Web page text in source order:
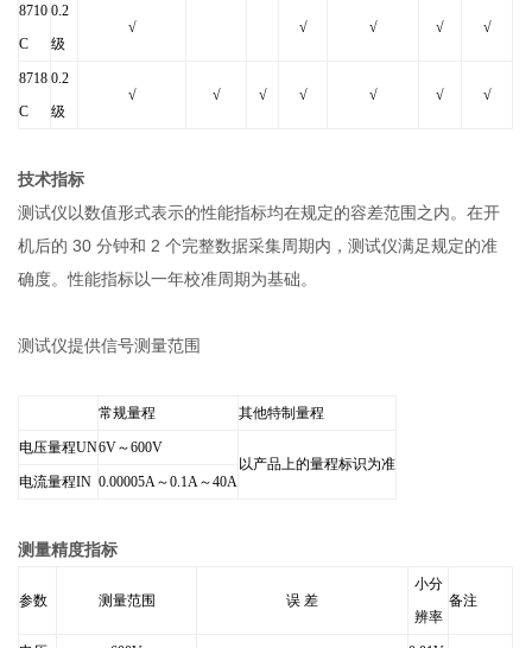
8710
C
0.2
级
√ √ √ √ √
8718
C
0.2
级
√ √ √ √ √ √ √
技术指标
测试仪以数值形式表示的性能指标均在规定的容差范围之内。在开
机后的 30 分钟和 2 个完整数据采集周期内，测试仪满足规定的准
确度。性能指标以一年校准周期为基础。
测试仪提供信号测量范围
常规量程 其他特制量程
电压量程UN6V～600V
以产品上的量程标识为准
电流量程IN 0.00005A ～0.1A～40A
测量精度指标
参数 测量范围 误 差
小分
辨率
备注